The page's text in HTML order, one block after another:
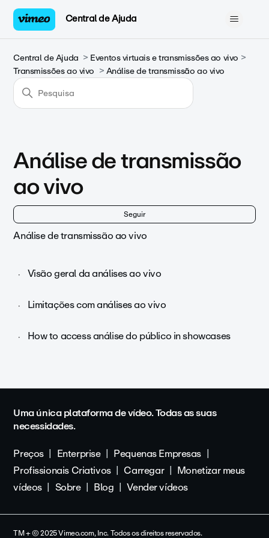
Central de Ajuda
Central de Ajuda
Eventos virtuais e transmissões ao vivo
Transmissões ao vivo
Análise de transmissão ao vivo
Análise de transmissão
ao vivo
Seguir
Análise de transmissão ao vivo
Visão geral da análises ao vivo
Limitações com análises ao vivo
How to access análise do público in showcases
Uma única plataforma de vídeo. Todas as suas
necessidades.
Preços
Enterprise
Pequenas Empresas
Profissionais Criativos
Carregar
Monetizar meus
vídeos
Sobre Blog Vender vídeos
TM + © 2025 Vimeo.com, Inc. Todos os direitos reservados.